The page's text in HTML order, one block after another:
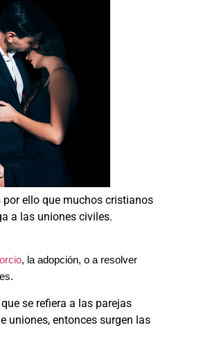
ello que muchos cristianos
a las uniones civiles.
, la adopción, o a resolver
se refiera a las parejas
uniones, entonces surgen las